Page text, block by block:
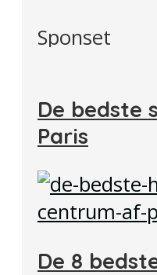
Sponset
De bedste
Paris
De 8